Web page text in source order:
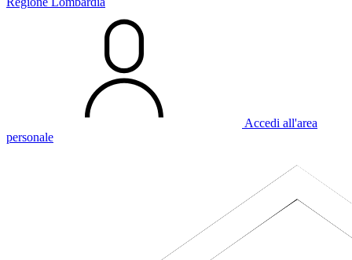
Accedi all'area
personale